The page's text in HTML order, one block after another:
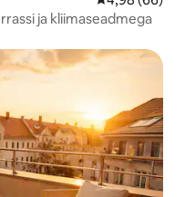
ja kliimaseadmega